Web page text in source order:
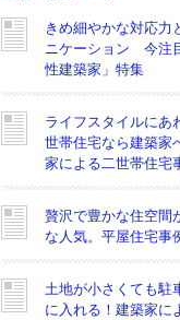
きめ細やかな対応力
ニケーション 今注
性建築家」特集
ライフスタイルにあ
世帯住宅なら建築家
家による二世帯住宅
贅沢で豊かな住空間
な人気。平屋住宅事
土地が小さくても駐
に入れる！建築家に